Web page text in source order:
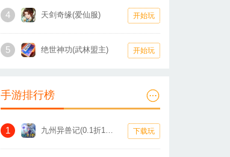
4 天剑奇缘(爱仙服) 开始玩
5 绝世神功(武林盟主) 开始玩
手游排行榜
1 九州异兽记(0.1折1W免费版) 下载玩